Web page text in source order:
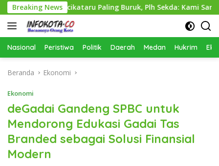
Langsung
ke
konten
Breaking News
Perkimcikataru Paling Buruk, Plh Sekda: Kami Sarankan
Nasional Peristiwa Politik Daerah Medan Hukrim
Beranda Ekonomi
Ekonomi
deGadai Gandeng SPBC untuk
Mendorong Edukasi Gadai Tas
Branded sebagai Solusi Finansial
Modern